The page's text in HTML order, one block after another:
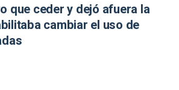
que ceder y dejó afuera la
cambiar el uso de